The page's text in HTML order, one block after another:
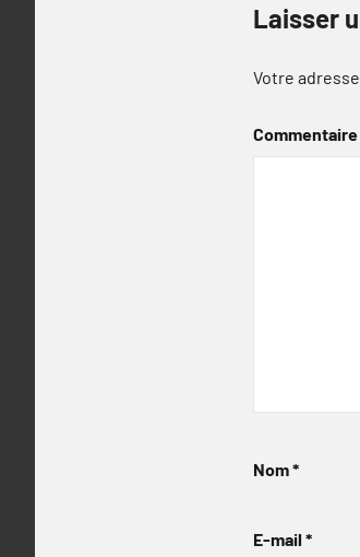
Laisser
Votre
Commentaire
Nom*
E-mail *